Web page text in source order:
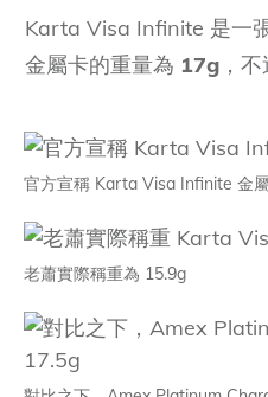
Karta Visa Infinite 是一
金屬卡的重量為 17g ，
官方宣稱 Karta Visa Infinite 金
老蕭實際稱重為 15.9g